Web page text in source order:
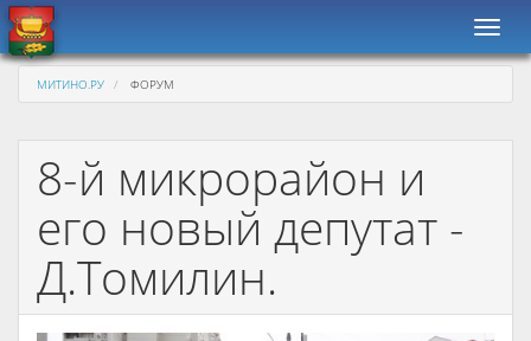
МИТИНО.РУ ФОРУМ
8-й микрорайон и
его новый депутат -
Д.Томилин.